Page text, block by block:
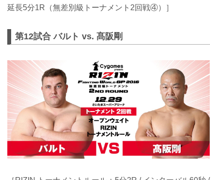
延長5分1R（無差別級トーナメント2回戦④）］
第12試合 バルト vs. 髙阪剛